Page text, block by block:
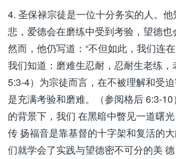
4. 圣保禄宗徒是一位十分务实的人。
悲，爱德会在磨练中受到考验，望德也
然而，他仍写道：“不但如此，我们连
我们知道：磨难生忍耐，忍耐生老练，
5:3-4）为宗徒而言，在不被理解和受
是充满考验和磨难。（参阅格后 6:3-
的背景下，我们 在黑暗中瞥见一道曙
传 扬福音是靠基督的十字架和复活的
们就学会了实践与望德密不可分的美